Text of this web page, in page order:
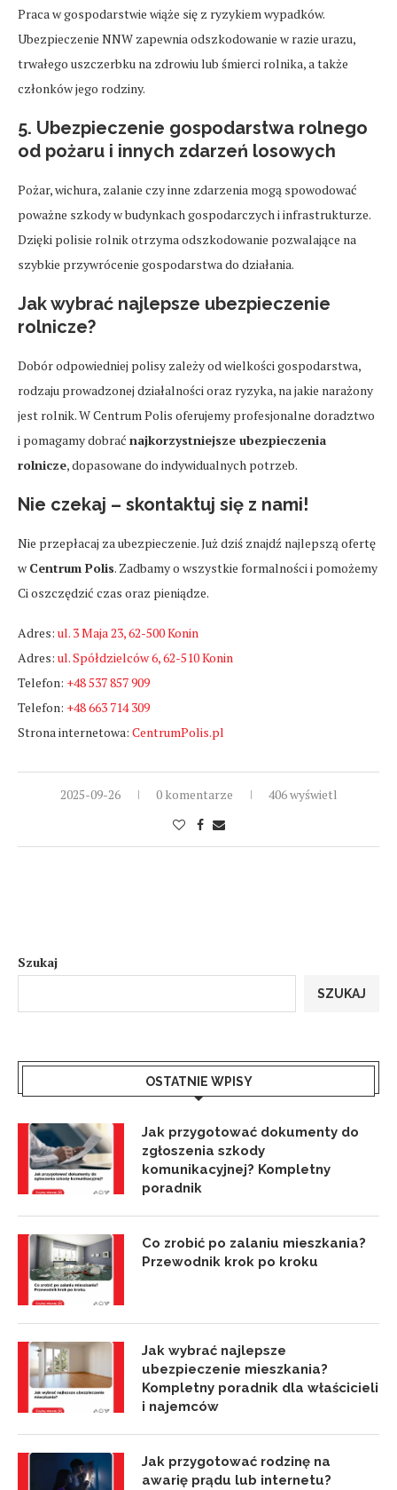
Praca w gospodarstwie wiąże się z ryzykiem wypadków.
Ubezpieczenie NNW zapewnia odszkodowanie w razie urazu,
trwałego uszczerbku na zdrowiu lub śmierci rolnika, a także
członków jego rodziny.
5. Ubezpieczenie gospodarstwa rolnego
od pożaru i innych zdarzeń losowych
Pożar, wichura, zalanie czy inne zdarzenia mogą spowodować
poważne szkody w budynkach gospodarczych i infrastrukturze.
Dzięki polisie rolnik otrzyma odszkodowanie pozwalające na
szybkie przywrócenie gospodarstwa do działania.
Jak wybrać najlepsze ubezpieczenie
rolnicze?
Dobór odpowiedniej polisy zależy od wielkości gospodarstwa,
rodzaju prowadzonej działalności oraz ryzyka, na jakie narażony
jest rolnik. W Centrum Polis oferujemy profesjonalne doradztwo
i pomagamy dobrać najkorzystniejsze ubezpieczenia
rolnicze, dopasowane do indywidualnych potrzeb.
Nie czekaj – skontaktuj się z nami!
Nie przepłacaj za ubezpieczenie. Już dziś znajdź najlepszą ofertę
wCentrum Polis. Zadbamy o wszystkie formalności i pomożemy
Ci oszczędzić czas oraz pieniądze.
Adres: ul. 3 Maja 23, 62-500 Konin
Adres: ul. Spółdzielców 6, 62-510 Konin
Telefon: +48 537 857 909
Telefon: +48 663 714 309
Strona internetowa: CentrumPolis.pl
2025-09-26 0 komentarze 406 wyświetl
Szukaj
SZUKAJ
OSTATNIE WPISY
Jak przygotować dokumenty do
zgłoszenia szkody
komunikacyjnej? Kompletny
poradnik
Co zrobić po zalaniu mieszkania?
Przewodnik krok po kroku
Jak wybrać najlepsze
ubezpieczenie mieszkania?
Kompletny poradnik dla właścicieli
i najemców
Jak przygotować rodzinę na
awarię prądu lub internetu?